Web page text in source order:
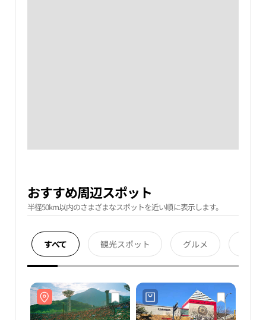
おすすめ周辺スポット
半径50km以内のさまざまなスポットを近い順に表示します。
すべて 観光スポット グルメ